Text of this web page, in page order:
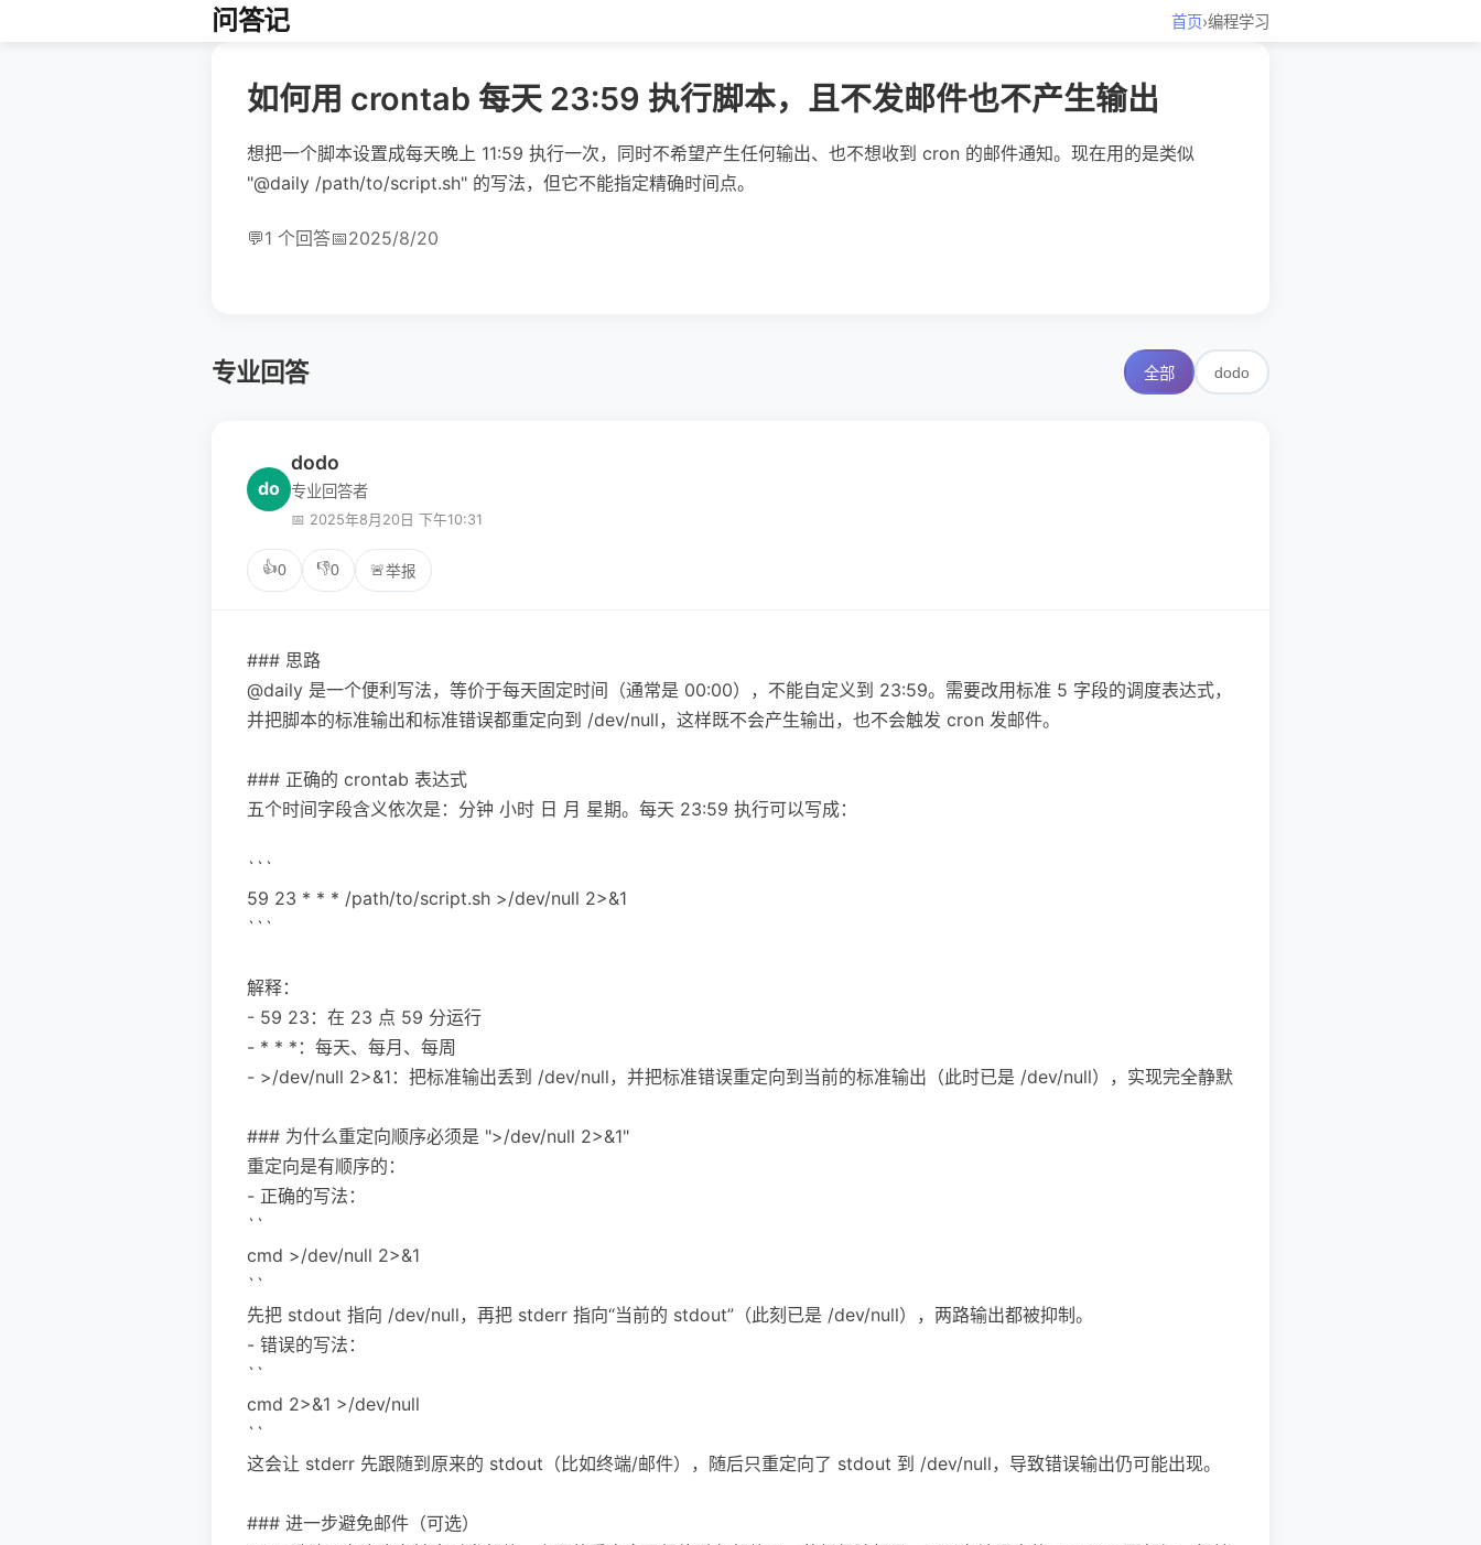
问答记 首页›编程学习
如何用 crontab 每天 23:59 执行脚本，且不发邮件也不产生输出
想把一个脚本设置成每天晚上 11:59 执行一次，同时不希望产生任何输出、也不想收到 cron 的邮件通知。现在用的是类似
"@daily /path/to/script.sh" 的写法，但它不能指定精确时间点。
💬1 个回答📅2025/8/20
专业回答 全部 dodo
do
dodo
专业回答者
📅 2025年8月20日 下午10:31
👍0 👎0 🚨举报
### 思路
@daily 是一个便利写法，等价于每天固定时间（通常是 00:00），不能自定义到 23:59。需要改用标准 5 字段的调度表达式，
并把脚本的标准输出和标准错误都重定向到 /dev/null，这样既不会产生输出，也不会触发 cron 发邮件。
### 正确的 crontab 表达式
五个时间字段含义依次是：分钟 小时 日 月 星期。每天 23:59 执行可以写成：
```
59 23 * * * /path/to/script.sh >/dev/null 2>&1
```
解释：
- 59 23：在 23 点 59 分运行
- * * *：每天、每月、每周
- >/dev/null 2>&1：把标准输出丢到 /dev/null，并把标准错误重定向到当前的标准输出（此时已是 /dev/null），实现完全静默
### 为什么重定向顺序必须是 ">/dev/null 2>&1"
重定向是有顺序的：
- 正确的写法：
``
cmd >/dev/null 2>&1
``
先把 stdout 指向 /dev/null，再把 stderr 指向“当前的 stdout”（此刻已是 /dev/null），两路输出都被抑制。
- 错误的写法：
``
cmd 2>&1 >/dev/null
``
这会让 stderr 先跟随到原来的 stdout（比如终端/邮件），随后只重定向了 stdout 到 /dev/null，导致错误输出仍可能出现。
### 进一步避免邮件（可选）